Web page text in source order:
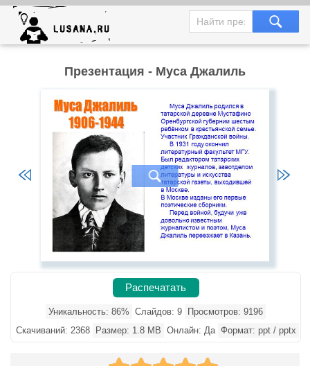
Презентация - Муса Джалиль
Распечатать
Уникальность: 86% Слайдов: 9
Просмотров: 9196
Скачиваний: 2368
Размер: 1.8 MB Онлайн: Да Формат: ppt / pptx